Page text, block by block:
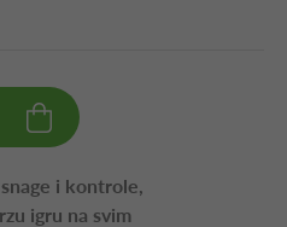
i kontrole,
igru na svim